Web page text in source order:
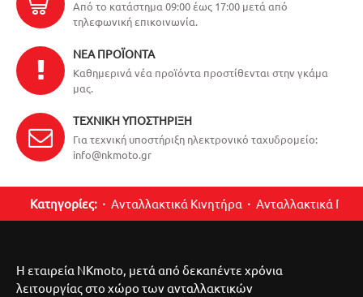
Από το κατάστημα 09:00 έως 17:00 μετά από
τηλεφωνική επικοινωνία.
ΝΈΑ ΠΡΟΪΌΝΤΑ
Καθημερινά νέα προϊόντα προστίθενται στην γκάμα
μας.
ΤΕΧΝΙΚΉ ΥΠΟΣΤΉΡΙΞΗ
Για τεχνική υποστήριξη ηλεκτρονικό ταχυδρομείο:
info@nkmoto.gr
Κατηγορίες: Ανταλλακτικά Κινητήρα Ανταλλακτικά
Η εταιρεία NKmoto, μετά από δεκαπέντε χρόνια
λειτουργίας στο χώρο των ανταλλακτικών